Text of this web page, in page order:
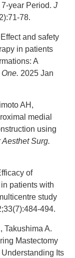
year Period. J
78.
and safety
in patients
A
2025 Jan
AH,
medial
using
Surg.
of
patients with
study
494.
Takushima A.
Mastectomy
Its